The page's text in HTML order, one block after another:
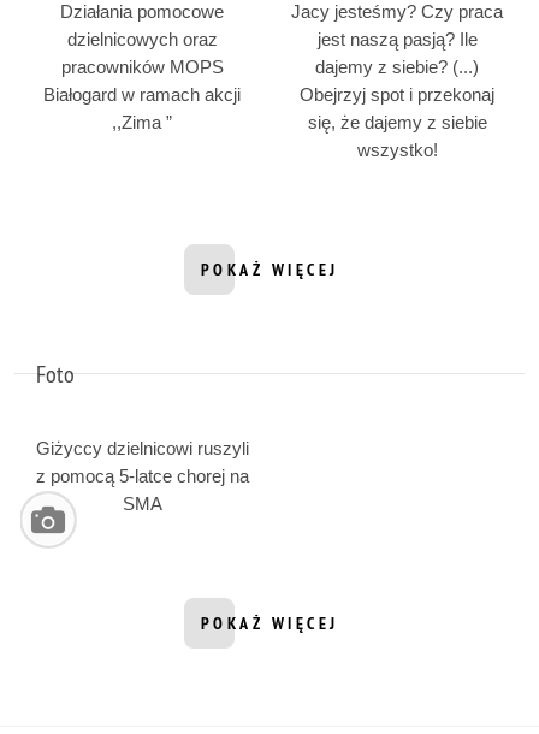
Działania pomocowe
dzielnicowych oraz
pracowników MOPS
Białogard w ramach akcji
,,Zima ”
Jacy jesteśmy? Czy praca
jest naszą pasją? Ile
dajemy z siebie? (...)
Obejrzyj spot i przekonaj
się, że dajemy z siebie
wszystko!
POKAŻ WIĘCEJ
INFORMACJI Z DZIAŁU WIDEO
Foto
Giżyccy dzielnicowi ruszyli
z pomocą 5-latce chorej na
SMA
POKAŻ WIĘCEJ
INFORMACJI Z DZIAŁU FOTO